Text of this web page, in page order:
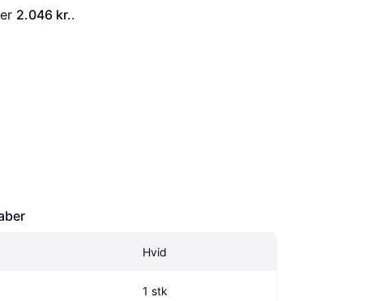
er 2.046 kr..
Hvid
1 stk